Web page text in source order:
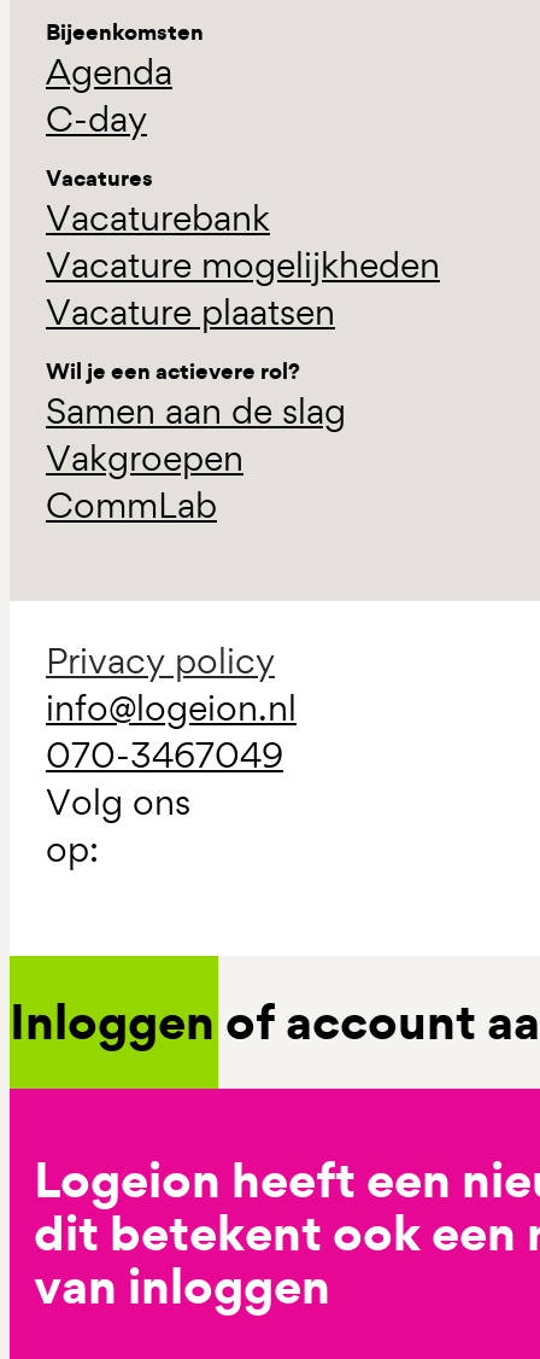
Bijeenkomsten
Agenda
C-day
Vacatures
Vacaturebank
Vacature mogelijkheden
Vacature plaatsen
Wil je een actievere rol?
Samen aan de slag
Vakgroepen
CommLab
Privacy policy
info@logeion.nl
070-3467049
Volg ons
op:
Inloggen of account
Logeion heeft een
dit betekent ook een
van inloggen